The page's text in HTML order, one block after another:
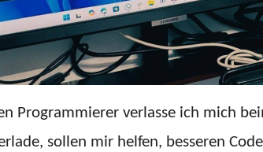
Programmierer verlasse ich mich
sollen mir helfen, besseren